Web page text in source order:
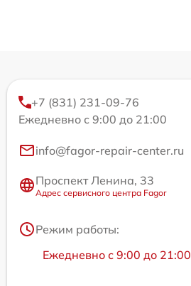
+7 (831) 231-09-76
Ежедневно с 9:00 до 21:00
info@fagor-repair-center.ru
Проспект Ленина, 33
Адрес сервисного центра Fagor
Режим работы:
Ежедневно с 9:00 до 21:00